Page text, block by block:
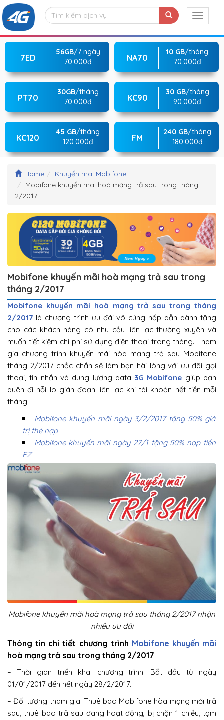
7ED
56GB/7 ngày
70.000đ
NA70
10 GB/tháng
70.000đ
PT70
30GB/tháng
70.000đ
KC90
30 GB/tháng
90.000đ
KC120
45 GB/tháng
120.000đ
FM
240 GB/tháng
180.000đ
Home
Khuyến mãi Mobifone
Mobifone khuyến mãi hoà mạng trả sau trong tháng
2/2017
Mobifone khuyến mãi hoà mạng trả sau trong
tháng 2/2017
Mobifone khuyến mãi hoà mạng trả sau trong tháng
2/2017 là chương trình ưu đãi vô cùng hấp dẫn dành tặng
cho các khách hàng có nhu cầu liên lạc thường xuyên và
muốn tiết kiệm chi phí sử dụng điện thoại trong tháng. Tham
gia chương trình khuyến mãi hòa mạng trả sau Mobifone
tháng 2/2017 chắc chắn sẽ làm bạn hài lòng với ưu đãi gọi
thoại, tin nhắn và dung lượng data 3G Mobifone giúp bạn
quên đi nỗi lo gián đoạn liên lạc khi tài khoản hết tiền mỗi
tháng.
Mobifone khuyến mãi ngày 3/2/2017 tặng 50% giá
trị thẻ nạp
Mobifone khuyến mãi ngày 27/1 tặng 50% nạp tiền
EZ
Mobifone khuyến mãi hoà mạng trả sau tháng 2/2017 nhận
nhiều ưu đãi
Thông tin chi tiết chương trình Mobifone khuyến mãi
hoà mạng trả sau trong tháng 2/2017
– Thời gian triển khai chương trình: Bắt đầu từ ngày
01/01/2017 đến hết ngày 28/2/2017.
– Đối tượng tham gia: Thuê bao Mobifone hòa mạng mới trả
sau, thuê bao trả sau đang hoạt động, bị chặn 1 chiều, tạm